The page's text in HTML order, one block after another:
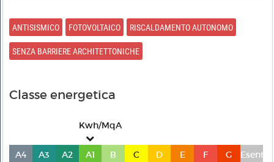
ANTISISMICO FOTOVOLTAICO RISCALDAMENTO AUTONOMO
SENZA BARRIERE ARCHITETTONICHE
Classe energetica
A4 A3 A2 A1
Kwh/MqA
B C D E F G Esente